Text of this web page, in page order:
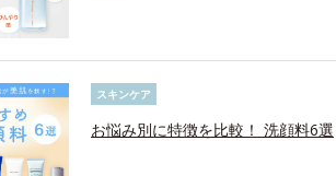
スキンケア
お悩み別に特徴を比較！ 洗顔料6選